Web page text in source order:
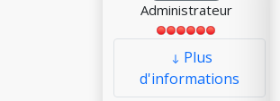
Administrateur
Plus
d'informations